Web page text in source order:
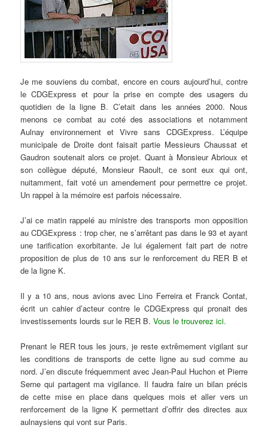
Je me souviens du combat, encore en cours aujourd’hui, contre
le CDGExpress et pour la prise en compte des usagers du
quotidien de la ligne B. C’etait dans les années 2000. Nous
menons ce combat au coté des associations et notamment
Aulnay environnement et Vivre sans CDGExpress. L’équipe
municipale de Droite dont faisait partie Messieurs Chaussat et
Gaudron soutenait alors ce projet. Quant à Monsieur Abrioux et
son collègue député, Monsieur Raoult, ce sont eux qui ont,
nuitamment, fait voté un amendement pour permettre ce projet.
Un rappel à la mémoire est parfois nécessaire.
J’ai ce matin rappelé au ministre des transports mon opposition
au CDGExpress : trop cher, ne s’arrêtant pas dans le 93 et ayant
une tarification exorbitante. Je lui également fait part de notre
proposition de plus de 10 ans sur le renforcement du RER B et
de la ligne K.
Il y a 10 ans, nous avions avec Lino Ferreira et Franck Contat,
écrit un cahier d’acteur contre le CDGExpress qui pronait des
investissements lourds sur le RER B.Vous le trouverez ici.
Prenant le RER tous les jours, je reste extrêmement vigilant sur
les conditions de transports de cette ligne au sud comme au
nord. J’en discute fréquemment avec Jean-Paul Huchon et Pierre
Serne qui partagent ma vigilance. Il faudra faire un bilan précis
de cette mise en place dans quelques mois et aller vers un
renforcement de la ligne K permettant d’offrir des directes aux
aulnaysiens qui vont sur Paris.